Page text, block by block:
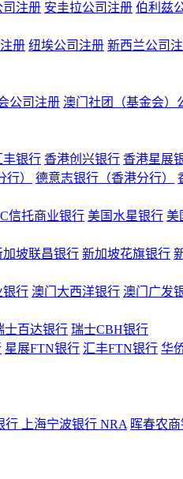
司注册 安圭拉公司注册 伯利兹
册 纽埃公司注册 新西兰公司
公司注册 澳门社团（基金会）
丰银行 香港创兴银行 香港星展
）
德意志银行（香港分行）
信托商业银行 美国水星银行 美
加坡联昌银行 新加坡花旗银行
银行 澳门大西洋银行 澳门广发
士百达银行 瑞士CBH银行
星展FTN银行 汇丰FTN银行 华
行 上海宁波银行 NRA 晖春农